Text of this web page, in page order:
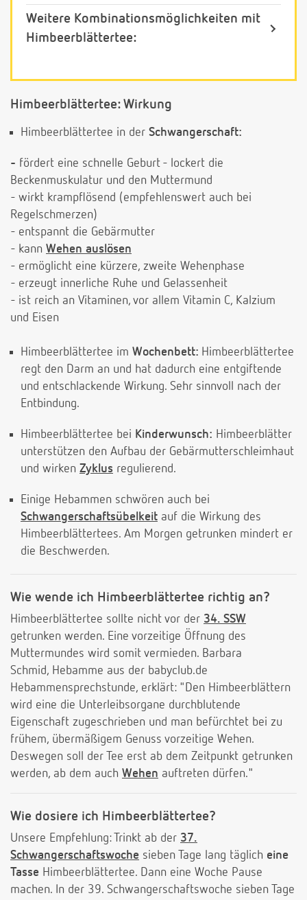
Weitere Kombinationsmöglichkeiten mit
Himbeerblättertee:
Himbeerblättertee: Wirkung
Himbeerblättertee in der Schwangerschaft:
- fördert eine schnelle Geburt - lockert die
Beckenmuskulatur und den Muttermund
- wirkt krampflösend (empfehlenswert auch bei
Regelschmerzen)
- entspannt die Gebärmutter
- kann Wehen auslösen
- ermöglicht eine kürzere, zweite Wehenphase
- erzeugt innerliche Ruhe und Gelassenheit
- ist reich an Vitaminen, vor allem Vitamin C, Kalzium
und Eisen
Himbeerblättertee im Wochenbett: Himbeerblättertee
regt den Darm an und hat dadurch eine entgiftende
und entschlackende Wirkung. Sehr sinnvoll nach der
Entbindung.
Himbeerblättertee bei Kinderwunsch: Himbeerblätter
unterstützen den Aufbau der Gebärmutterschleimhaut
und wirken Zyklus regulierend.
Einige Hebammen schwören auch bei
Schwangerschaftsübelkeit auf die Wirkung des
Himbeerblättertees. Am Morgen getrunken mindert er
die Beschwerden.
Wie wende ich Himbeerblättertee richtig an?
Himbeerblättertee sollte nicht vor der 34. SSW
getrunken werden. Eine vorzeitige Öffnung des
Muttermundes wird somit vermieden. Barbara
Schmid, Hebamme aus der babyclub.de
Hebammensprechstunde, erklärt: "Den Himbeerblättern
wird eine die Unterleibsorgane durchblutende
Eigenschaft zugeschrieben und man befürchtet bei zu
frühem, übermäßigem Genuss vorzeitige Wehen.
Deswegen soll der Tee erst ab dem Zeitpunkt getrunken
werden, ab dem auch Wehen auftreten dürfen."
Wie dosiere ich Himbeerblättertee?
Unsere Empfehlung: Trinkt ab der 37.
Schwangerschaftswoche sieben Tage lang täglich eine
Tasse Himbeerblättertee. Dann eine Woche Pause
machen. In der 39. Schwangerschaftswoche sieben Tage